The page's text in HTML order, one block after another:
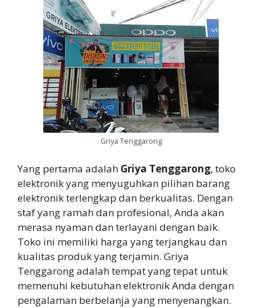
Griya Tenggarong
Yang pertama adalah Griya Tenggarong, toko
elektronik yang menyuguhkan pilihan barang
elektronik terlengkap dan berkualitas. Dengan
staf yang ramah dan profesional, Anda akan
merasa nyaman dan terlayani dengan baik.
Toko ini memiliki harga yang terjangkau dan
kualitas produk yang terjamin. Griya
Tenggarong adalah tempat yang tepat untuk
memenuhi kebutuhan elektronik Anda dengan
pengalaman berbelanja yang menyenangkan.